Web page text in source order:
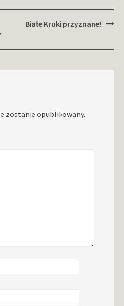
Białe Kruki przyznane!
zostanie opublikowany.